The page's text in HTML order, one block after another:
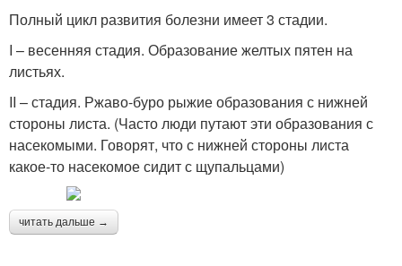
Полный цикл развития болезни имеет 3 стадии.
I – весенняя стадия. Образование желтых пятен на
листьях.
II – стадия. Ржаво-буро рыжие образования с нижней
стороны листа. (Часто люди путают эти образования с
насекомыми. Говорят, что с нижней стороны листа
какое-то насекомое сидит с щупальцами)
читать дальше →